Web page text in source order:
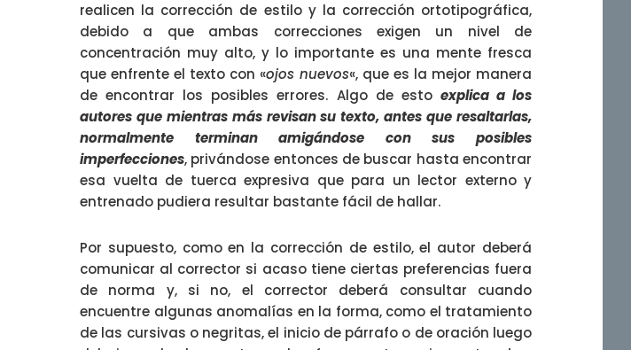
realicen la corrección de estilo y la corrección ortotipográfica,
debido a que ambas correcciones exigen un nivel de
concentración muy alto, y lo importante es una mente fresca
que enfrente el texto con «ojos nuevos«, que es la mejor manera
de encontrar los posibles errores. Algo de esto explica a los
autores que mientras más revisan su texto, antes que resaltarlas,
normalmente terminan amigándose con sus posibles
imperfecciones, privándose entonces de buscar hasta encontrar
esa vuelta de tuerca expresiva que para un lector externo y
entrenado pudiera resultar bastante fácil de hallar.
Por supuesto, como en la corrección de estilo, el autor deberá
comunicar al corrector si acaso tiene ciertas preferencias fuera
de norma y, si no, el corrector deberá consultar cuando
encuentre algunas anomalías en la forma, como el tratamiento
de las cursivas o negritas, el inicio de párrafo o de oración luego